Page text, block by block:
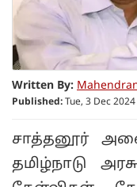
Written By:
Published: Tue, 3 Dec
சாத்தனூர்
தமிழ்நாடு